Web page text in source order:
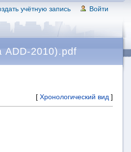
учётную запись Войти
2010).pdf
[ Хронологический вид ]